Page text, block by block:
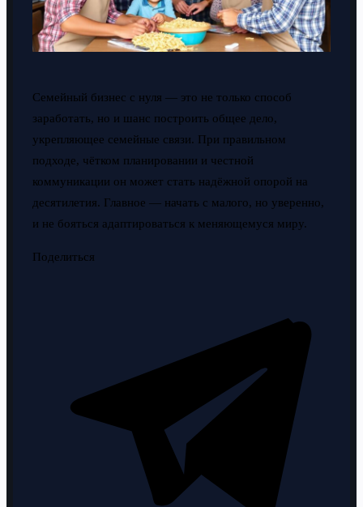
Семейный бизнес с нуля — это не только способ
заработать, но и шанс построить общее дело,
укрепляющее семейные связи. При правильном
подходе, чётком планировании и честной
коммуникации он может стать надёжной опорой на
десятилетия. Главное — начать с малого, но уверенно,
и не бояться адаптироваться к меняющемуся миру.
Поделиться